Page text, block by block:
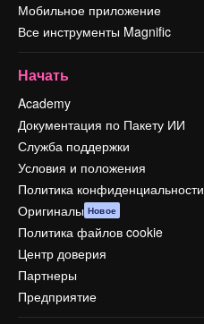
Мобильное приложение
Все инструменты Magnific
Начать
Academy
Документация по Пакету ИИ
Служба поддержки
Условия и положения
Политика конфиденциальности
Оригиналы Новое
Политика файлов cookie
Центр доверия
Партнеры
Предприятие